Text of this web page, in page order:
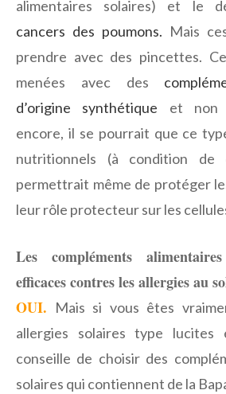
alimentaires solaires) et le
cancers des poumons. Mais
prendre avec des pincettes.
menées avec des
d’origine synthétique et non
encore, il se pourrait que ce
nutritionnels (à condition de
permettrait même de protéger
leur rôle protecteur sur les
Les compléments
efficaces contres les allergies au
OUI. Mais si vous êtes
allergies solaires type lucites
conseille de choisir des
solaires qui contiennent de la